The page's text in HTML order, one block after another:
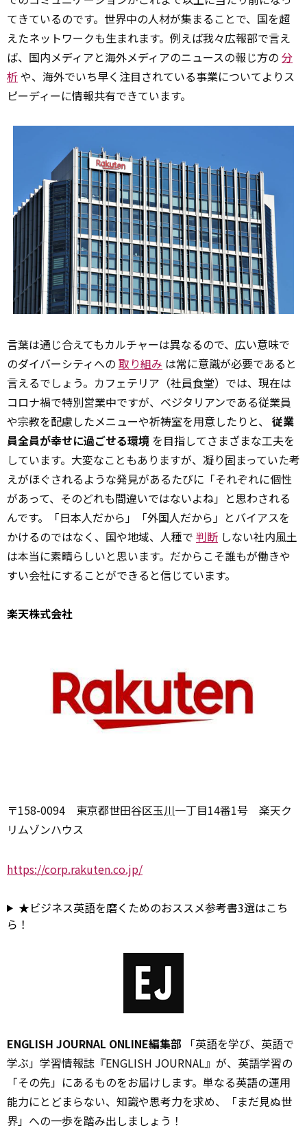
てきているのです。世界中の人材が集まることで、国を超
えたネットワークも生まれます。例えば我々広報部で言え
ば、国内メディアと海外メディアのニュースの報じ方の 分
析や、海外でいち早く注目されている事業についてよりス
ピーディーに情報共有できています。
言葉は通じ合えてもカルチャーは異なるので、広い意味で
のダイバーシティへの 取り組み は常に意識が必要であると
言えるでしょう。カフェテリア（社員食堂）では、現在は
コロナ禍で特別営業中ですが、ベジタリアンである従業員
や宗教を配慮したメニューや祈祷室を用意したりと、 従業
員全員が幸せに過ごせる環境 を目指してさまざまな工夫を
しています。大変なこともありますが、凝り固まっていた考
えがほぐされるような発見があるたびに「それぞれに個性
があって、そのどれも間違いではないよね」と思わされる
んです。「日本人だから」「外国人だから」とバイアスを
かけるのではなく、国や地域、人種で 判断 しない社内風土
は本当に素晴らしいと思います。だからこそ誰もが働きや
すい会社にすることができると信じています。
楽天株式会社
〒158-0094 東京都世田谷区玉川一丁目14番1号 楽天ク
リムゾンハウス
https://corp.rakuten.co.jp/
★ビジネス英語を磨くためのおススメ参考書3選はこち
ら！
ENGLISH JOURNAL ONLINE編集部 「英語を学び、英語で
学ぶ」学習情報誌『ENGLISH JOURNAL』が、英語学習の
「その先」にあるものをお届けします。単なる英語の運用
能力にとどまらない、知識や思考力を求め、「まだ見ぬ世
界」への一歩を踏み出しましょう！